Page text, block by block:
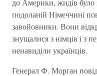
до Америки, жидiв
подоланiй Нiмеччинi
завойовники. Вони
знущалися з нiмцiв i з
ненавидiли українцiв.
Генерал Ф. Морґан